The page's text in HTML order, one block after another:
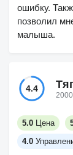
ошибку.
позволил
малыша.
4.4
5.0 Цена
4.0